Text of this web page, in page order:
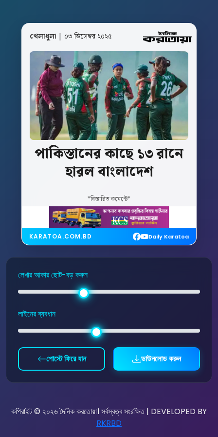
খেলাধুলা | ০৩ ডিসেম্বর ২০২৫
পাকিস্তানেরকাছে ১৩রানে
হারলবাংলাদেশ
*বিস্তারিত কমেন্টে*
KARATOA.COM.BD Daily Karatoa
লেখার আকার ছোট-বড় করুন
লাইনের ব্যবধান
পোস্টে ফিরে যান ডাউনলোড করুন
কপিরাইট © ২০২৬ দৈনিক করতোয়া। সর্বস্বত্ব সংরক্ষিত | DEVELOPED BY
RKRBD